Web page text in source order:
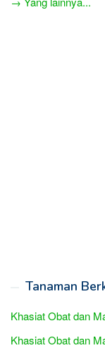
Tanaman
Khasiat Obat dan
Khasiat Obat dan